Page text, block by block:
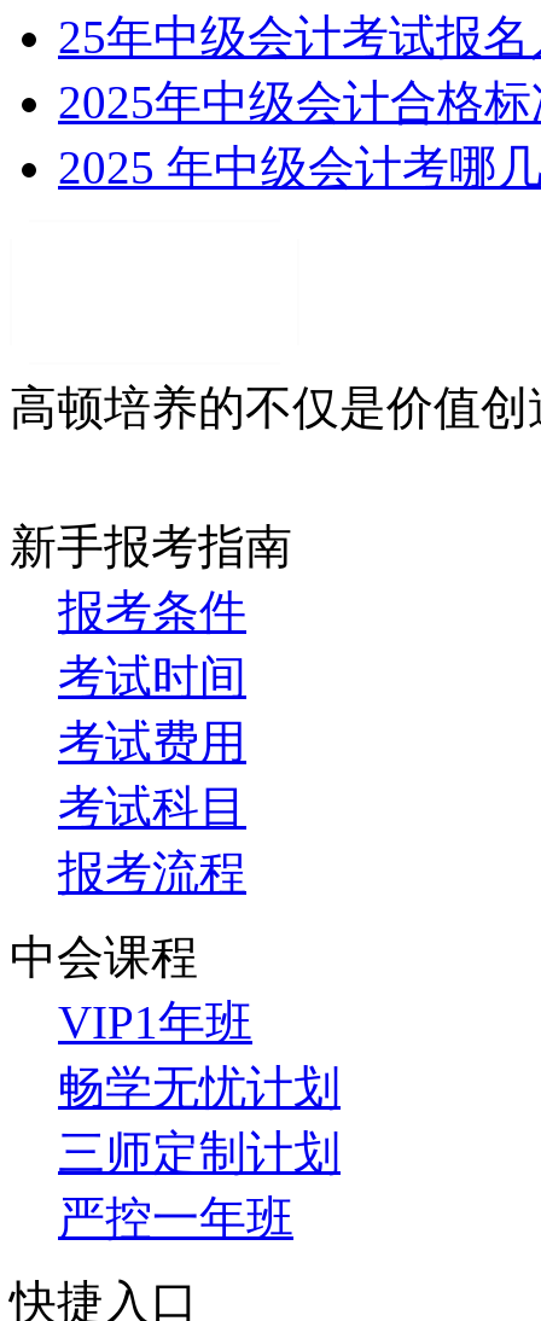
25年中级会计考试报
2025年中级会计合格
2025 年中级会计考哪
高顿培养的不仅是价值
新手报考指南
报考条件
考试时间
考试费用
考试科目
报考流程
中会课程
VIP1年班
畅学无忧计划
三师定制计划
严控一年班
快捷入口